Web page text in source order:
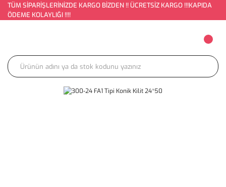
TÜM SİPARİŞLERİNİZDE KARGO BİZDEN !! ÜCRETSİZ KARGO !!!KAPIDA
ÖDEME KOLAYLIĞI !!!!